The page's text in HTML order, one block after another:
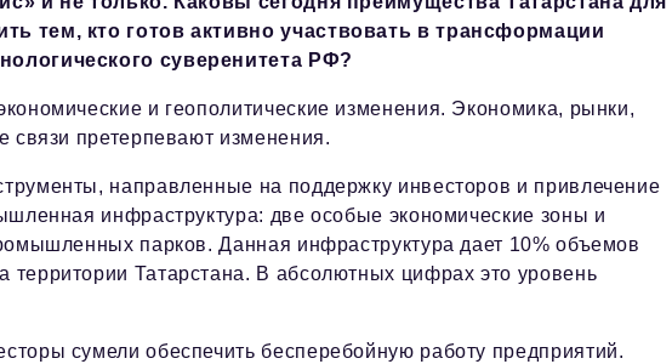
тем, кто готов активно участвовать в трансформации
суверенитета РФ?
и геополитические изменения. Экономика, рынки,
связи претерпевают изменения.
направленные на поддержку инвесторов и привлечение
инфраструктура: две особые экономические зоны и
парков. Данная инфраструктура дает 10% объемов
Татарстана. В абсолютных цифрах это уровень
сумели обеспечить бесперебойную работу предприятий.